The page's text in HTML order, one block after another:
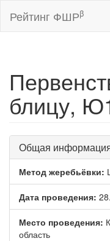
Рейтинг ФШРβ
блицу,
Общая
Метод жеребьёвки:
Дата проведения:
Место проведения:
область